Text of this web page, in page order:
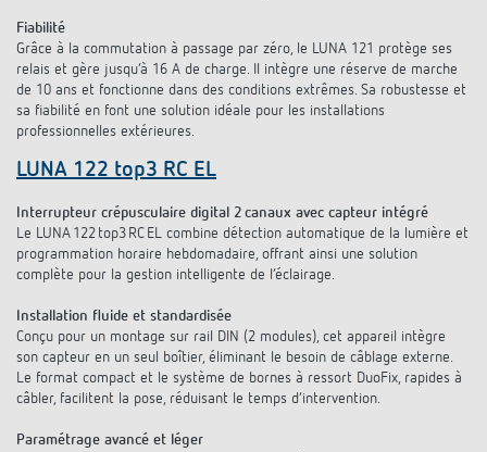
Fiabilité
Grâce à la commutation à passage par zéro, le LUNA 121 protège ses
relais et gère jusqu’à 16 A de charge. Il intègre une réserve de marche
de 10 ans et fonctionne dans des conditions extrêmes. Sa robustesse et
sa fiabilité en font une solution idéale pour les installations
professionnelles extérieures.
LUNA 122 top3 RC EL
Interrupteur crépusculaire digital 2 canaux avec capteur intégré
Le LUNA 122 top3 RC EL combine détection automatique de la lumière et
programmation horaire hebdomadaire, offrant ainsi une solution
complète pour la gestion intelligente de l’éclairage.
Installation fluide et standardisée
Conçu pour un montage sur rail DIN (2 modules), cet appareil intègre
son capteur en un seul boîtier, éliminant le besoin de câblage externe.
Le format compact et le système de bornes à ressort DuoFix, rapides à
câbler, facilitent la pose, réduisant le temps d’intervention.
Paramétrage avancé et léger